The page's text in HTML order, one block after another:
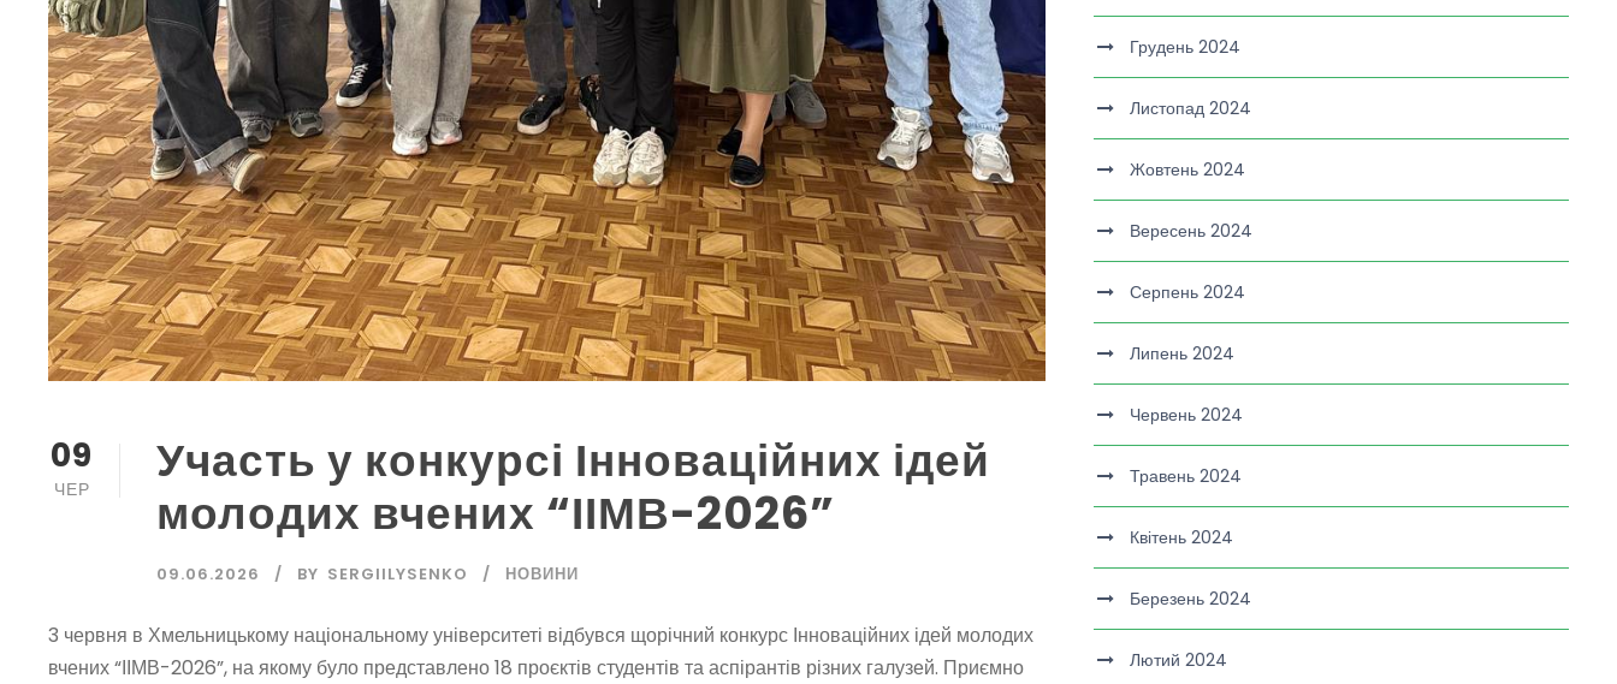
09
ЧЕР
Участь у конкурсі Інноваційних ідей
молодих вчених “ІІМВ-2026”
09.06.2026 BY SERGIILYSENKO НОВИНИ
3 червня в Хмельницькому національному університеті відбувся щорічний конкурс Інноваційних ідей молодих
вчених “ІІМВ-2026”, на якому було представлено 18 проєктів студентів та аспірантів різних галузей. Приємно
Грудень 2024
Листопад 2024
Жовтень 2024
Вересень 2024
Серпень 2024
Липень 2024
Червень 2024
Травень 2024
Квітень 2024
Березень 2024
Лютий 2024